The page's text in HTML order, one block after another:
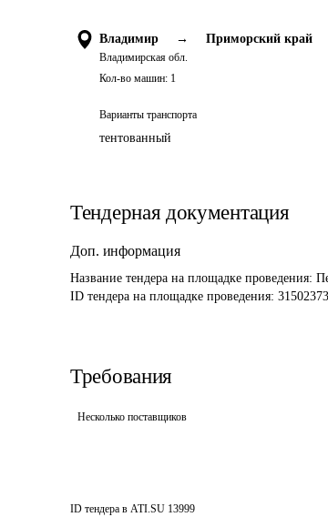
Владимир →
Владимирская обл.
Приморский край
Кол-во машин: 1
Варианты транспорта
тентованный
Тендерная документация
Доп. информация
Название тендера на площадке проведения:
ID тендера на площадке проведения:
Требования
Несколько поставщиков
ID тендера в ATI.SU 13999